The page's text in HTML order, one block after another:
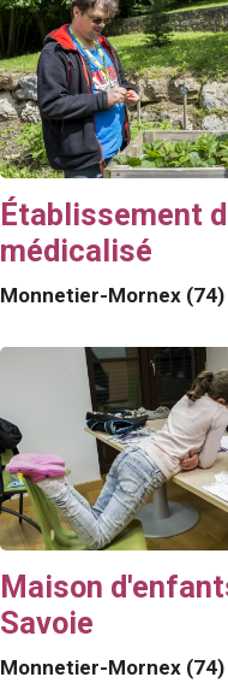
Établissement
médicalisé
Monnetier-Mornex (74)
Maison
Savoie
Monnetier-Mornex (74)